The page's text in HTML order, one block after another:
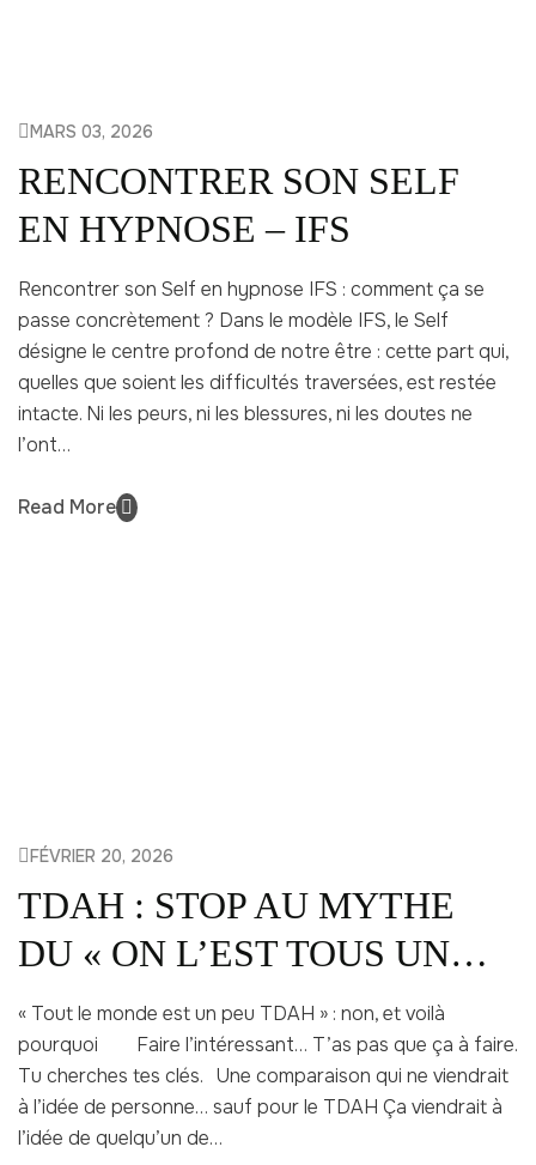
MARS 03, 2026
RENCONTRER SON SELF
EN HYPNOSE – IFS
Rencontrer son Self en hypnose IFS : comment ça se
passe concrètement ? Dans le modèle IFS, le Self
désigne le centre profond de notre être : cette part qui,
quelles que soient les difficultés traversées, est restée
intacte. Ni les peurs, ni les blessures, ni les doutes ne
l’ont…
Read More
FÉVRIER 20, 2026
TDAH : STOP AU MYTHE
DU « ON L’EST TOUS UN
PEU »
« Tout le monde est un peu TDAH » : non, et voilà
pourquoi Faire l’intéressant… T’as pas que ça à faire.
Tu cherches tes clés. Une comparaison qui ne viendrait
à l’idée de personne… sauf pour le TDAH Ça viendrait à
l’idée de quelqu’un de…